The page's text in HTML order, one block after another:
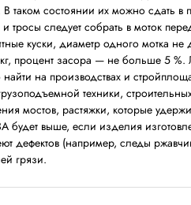
В таком состоянии их можно сдать в
и тросы следует собрать в моток
куски, диаметр одного мотка
процент засора — не больше 5 %.
на производствах и
техники,
мостов, растяжки, которые
будет выше, если изделия
дефектов (например, следы
грязи.